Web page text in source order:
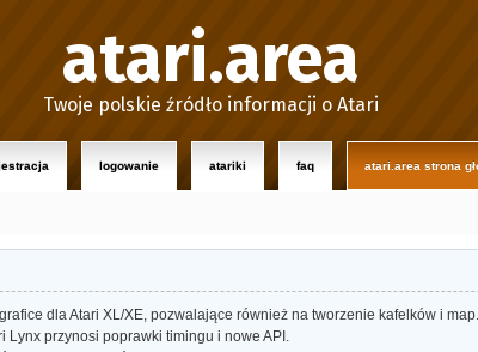
atari.area
Twoje polskie źródło informacji o Atari
logowanie atariki faq atari.area strona
dla Atari XL/XE, pozwalające również na tworzenie kafelków i map.
przynosi poprawki timingu i nowe API.